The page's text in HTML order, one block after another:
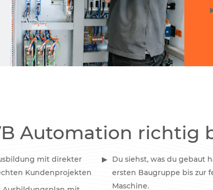
Automation richtig
mit direkter
Kundenprojekten
Du siehst, was du gebaut
ersten Baugruppe bis zur
Maschine.